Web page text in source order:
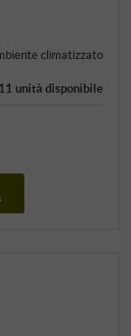
climatizzato
11 unità disponibile